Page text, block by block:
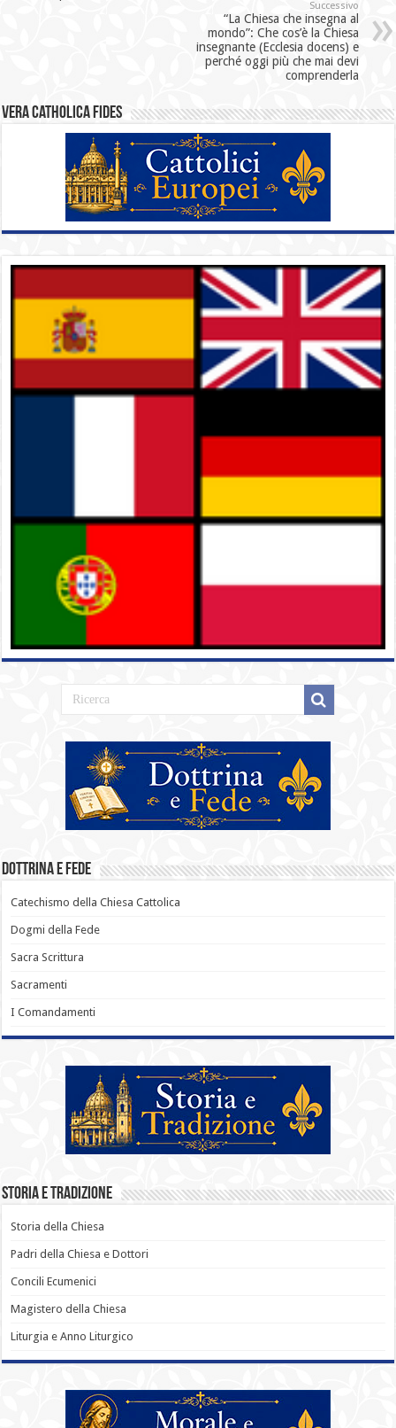
Successivo
“La Chiesa che insegna al
mondo”: Che cos’è la Chiesa
insegnante (Ecclesia docens) e
perché oggi più che mai devi
comprenderla
Vera catholica fides
Dottrina e Fede
Catechismo della Chiesa Cattolica
Dogmi della Fede
Sacra Scrittura
Sacramenti
I Comandamenti
Storia e Tradizione
Storia della Chiesa
Padri della Chiesa e Dottori
Concili Ecumenici
Magistero della Chiesa
Liturgia e Anno Liturgico